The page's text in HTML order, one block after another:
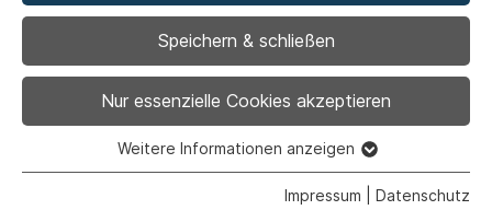
CampingART 2024:
Vom GastMAHL bis
zum Elefanten im Raum
Speichern & schließen
Nur essenzielle Cookies akzeptieren
Essenzielle Cookies werden für grundlegende Funktionen
Weitere Informationen anzeigen
Impressum Datenschutz